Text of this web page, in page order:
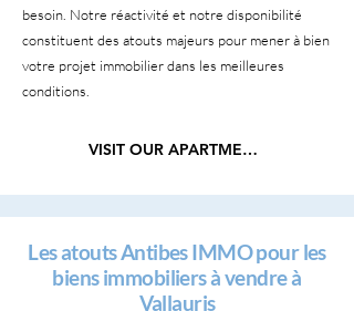
besoin. Notre réactivité et notre disponibilité
constituent des atouts majeurs pour mener à bien
votre projet immobilier dans les meilleures
conditions.
VISIT OUR APARTMENTS
Les atouts Antibes IMMO pour les
biens immobiliers à vendre à
Vallauris